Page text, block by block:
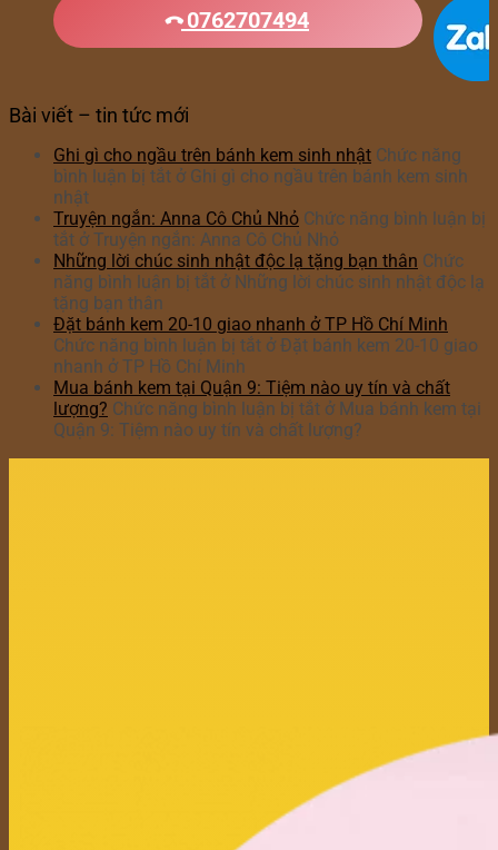
0762707494
Bài viết – tin tức mới
Ghi gì cho ngầu trên bánh kem sinh nhật Chức năng
bình luận bị tắt ở Ghi gì cho ngầu trên bánh kem sinh
nhật
Truyện ngắn: Anna Cô Chủ Nhỏ Chức năng bình luận bị
tắt ở Truyện ngắn: Anna Cô Chủ Nhỏ
Những lời chúc sinh nhật độc lạ tặng bạn thân Chức
năng bình luận bị tắt ở Những lời chúc sinh nhật độc lạ
tặng bạn thân
Đặt bánh kem 20-10 giao nhanh ở TP Hồ Chí Minh
Chức năng bình luận bị tắt ở Đặt bánh kem 20-10 giao
nhanh ở TP Hồ Chí Minh
Mua bánh kem tại Quận 9: Tiệm nào uy tín và chất
lượng? Chức năng bình luận bị tắt ở Mua bánh kem tại
Quận 9: Tiệm nào uy tín và chất lượng?